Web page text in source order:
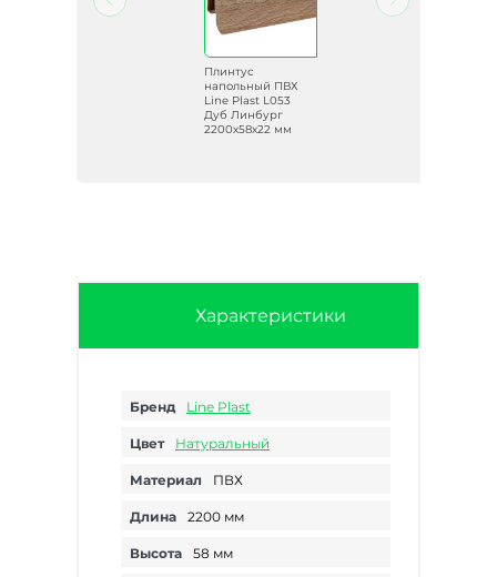
Плинтус
напольный ПВХ
Line Plast L053
Дуб Линбург
2200х58х22 мм
Характеристики
Бренд Line Plast
Цвет Натуральный
Материал ПВХ
Длина 2200 мм
Высота 58 мм